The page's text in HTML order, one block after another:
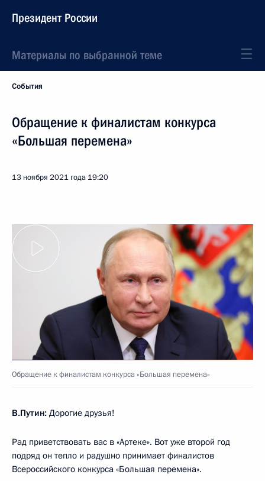
Президент России
Материалы по выбранной теме
События
Обращение к финалистам конкурса
«Большая перемена»
13 ноября 2021 года 19:20
Обращение к финалистам конкурса «Большая перемена»
В.Путин: Дорогие друзья!
Рад приветствовать вас в «Артеке». Вот уже второй год
подряд он тепло и радушно принимает финалистов
Всероссийского конкурса «Большая перемена».